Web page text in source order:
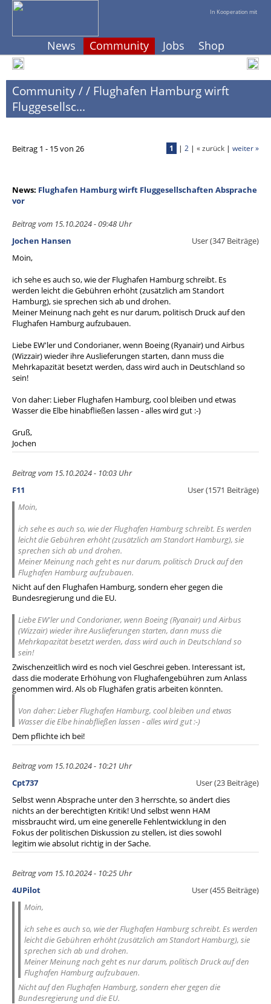
In Kooperation mit
News Community Jobs Shop
Community// Flughafen Hamburg wirft
Fluggesellsc...
Beitrag 1 - 15 von 26 1 | 2 | « zurück | weiter »
News: Flughafen Hamburg wirft Fluggesellschaften Absprache
vor
Beitrag vom 15.10.2024 - 09:48 Uhr
Jochen Hansen
User (347 Beiträge)
Moin,
ich sehe es auch so, wie der Flughafen Hamburg schreibt. Es
werden leicht die Gebühren erhöht (zusätzlich am Standort
Hamburg), sie sprechen sich ab und drohen.
Meiner Meinung nach geht es nur darum, politisch Druck auf den
Flughafen Hamburg aufzubauen.
Liebe EW'ler und Condorianer, wenn Boeing (Ryanair) und Airbus
(Wizzair) wieder ihre Auslieferungen starten, dann muss die
Mehrkapazität besetzt werden, dass wird auch in Deutschland so
sein!
Von daher: Lieber Flughafen Hamburg, cool bleiben und etwas
Wasser die Elbe hinabfließen lassen - alles wird gut :-)
Gruß,
Jochen
Beitrag vom 15.10.2024 - 10:03 Uhr
F11
User (1571 Beiträge)
Moin,
ich sehe es auch so, wie der Flughafen Hamburg schreibt. Es werden
leicht die Gebühren erhöht (zusätzlich am Standort Hamburg), sie
sprechen sich ab und drohen.
Meiner Meinung nach geht es nur darum, politisch Druck auf den
Flughafen Hamburg aufzubauen.
Nicht auf den Flughafen Hamburg, sondern eher gegen die
Bundesregierung und die EU.
Liebe EW'ler und Condorianer, wenn Boeing (Ryanair) und Airbus
(Wizzair) wieder ihre Auslieferungen starten, dann muss die
Mehrkapazität besetzt werden, dass wird auch in Deutschland so
sein!
Zwischenzeitlich wird es noch viel Geschrei geben. Interessant ist,
dass die moderate Erhöhung von Flughafengebühren zum Anlass
genommen wird. Als ob Flughäfen gratis arbeiten könnten.
Von daher: Lieber Flughafen Hamburg, cool bleiben und etwas
Wasser die Elbe hinabfließen lassen - alles wird gut :-)
Dem pflichte ich bei!
Beitrag vom 15.10.2024 - 10:21 Uhr
Cpt737
User (23 Beiträge)
Selbst wenn Absprache unter den 3 herrschte, so ändert dies
nichts an der berechtigten Kritik! Und selbst wenn HAM
missbraucht wird, um eine generelle Fehlentwicklung in den
Fokus der politischen Diskussion zu stellen, ist dies sowohl
legitim wie absolut richtig in der Sache.
Beitrag vom 15.10.2024 - 10:25 Uhr
4UPilot
User (455 Beiträge)
Moin,
ich sehe es auch so, wie der Flughafen Hamburg schreibt. Es werden
leicht die Gebühren erhöht (zusätzlich am Standort Hamburg), sie
sprechen sich ab und drohen.
Meiner Meinung nach geht es nur darum, politisch Druck auf den
Flughafen Hamburg aufzubauen.
Nicht auf den Flughafen Hamburg, sondern eher gegen die
Bundesregierung und die EU.